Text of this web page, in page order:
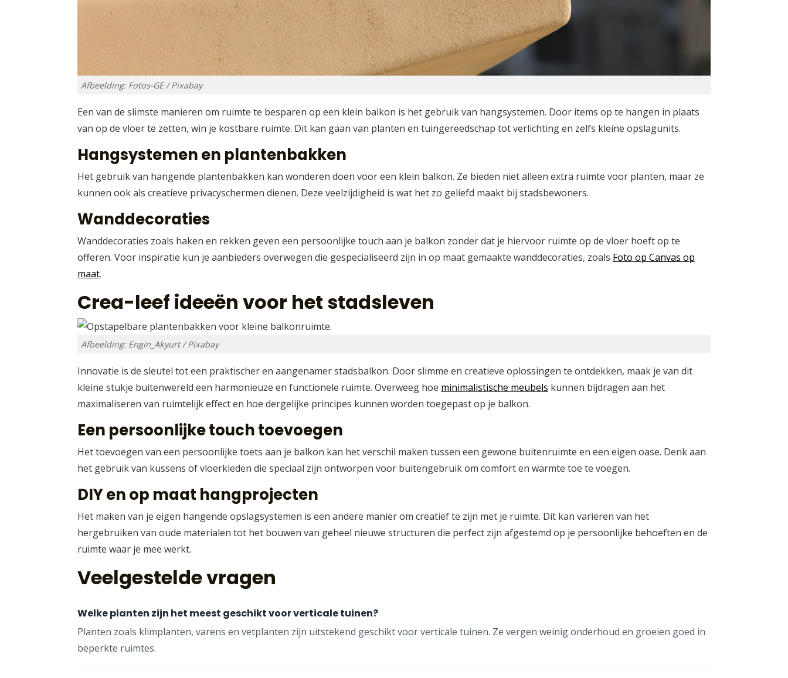
Afbeelding: Fotos-GE / Pixabay
Een van de slimste manieren om ruimte te besparen op een klein balkon is het gebruik van hangsystemen. Door items op te hangen in plaats
van op de vloer te zetten, win je kostbare ruimte. Dit kan gaan van planten en tuingereedschap tot verlichting en zelfs kleine opslagunits.
Hangsystemen en plantenbakken
Het gebruik van hangende plantenbakken kan wonderen doen voor een klein balkon. Ze bieden niet alleen extra ruimte voor planten, maar ze
kunnen ook als creatieve privacyschermen dienen. Deze veelzijdigheid is wat het zo geliefd maakt bij stadsbewoners.
Wanddecoraties
Wanddecoraties zoals haken en rekken geven een persoonlijke touch aan je balkon zonder dat je hiervoor ruimte op de vloer hoeft op te
offeren. Voor inspiratie kun je aanbieders overwegen die gespecialiseerd zijn in op maat gemaakte wanddecoraties, zoals Foto op Canvas op
maat.
Crea-leef ideeën voor het stadsleven
Afbeelding: Engin_Akyurt / Pixabay
Innovatie is de sleutel tot een praktischer en aangenamer stadsbalkon. Door slimme en creatieve oplossingen te ontdekken, maak je van dit
kleine stukje buitenwereld een harmonieuze en functionele ruimte. Overweeg hoe minimalistische meubels kunnen bijdragen aan het
maximaliseren van ruimtelijk effect en hoe dergelijke principes kunnen worden toegepast op je balkon.
Een persoonlijke touch toevoegen
Het toevoegen van een persoonlijke toets aan je balkon kan het verschil maken tussen een gewone buitenruimte en een eigen oase. Denk aan
het gebruik van kussens of vloerkleden die speciaal zijn ontworpen voor buitengebruik om comfort en warmte toe te voegen.
DIY en op maat hangprojecten
Het maken van je eigen hangende opslagsystemen is een andere manier om creatief te zijn met je ruimte. Dit kan variëren van het
hergebruiken van oude materialen tot het bouwen van geheel nieuwe structuren die perfect zijn afgestemd op je persoonlijke behoeften en de
ruimte waar je mee werkt.
Veelgestelde vragen
Welke planten zijn het meest geschikt voor verticale tuinen?
Planten zoals klimplanten, varens en vetplanten zijn uitstekend geschikt voor verticale tuinen. Ze vergen weinig onderhoud en groeien goed in
beperkte ruimtes.